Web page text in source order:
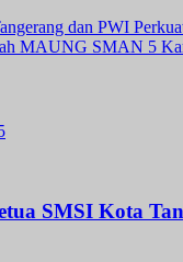
dan PWI
MAUNG SMAN 5
SMSI Kota